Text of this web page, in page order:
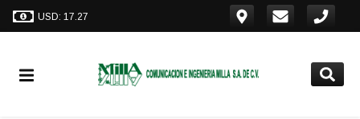
USD: 17.27